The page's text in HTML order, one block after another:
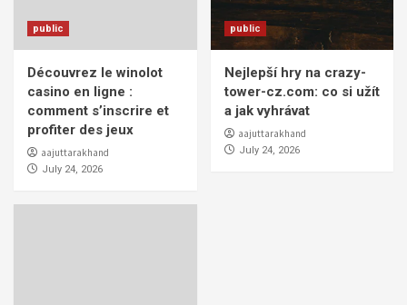
public
Découvrez le winolot
casino en ligne :
comment s’inscrire et
profiter des jeux
aajuttarakhand
July 24, 2026
public
Nejlepší hry na crazy-
tower-cz.com: co si užít
a jak vyhrávat
aajuttarakhand
July 24, 2026